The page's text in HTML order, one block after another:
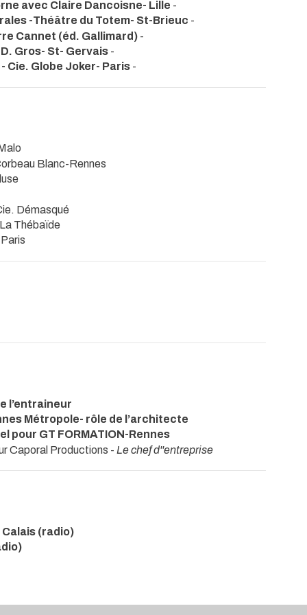
avec Claire Dancoisne- Lille -
-Théâtre du Totem- St-Brieuc -
Cannet (éd. Gallimard) -
Gros- St- Gervais -
Cie. Globe Joker- Paris -
Blanc-Rennes
Démasqué
Thébaïde
l’entraineur
Métropole- rôle de l’architecte
pour GT FORMATION-Rennes
Caporal Productions - Le chef d''entreprise
Calais (radio)